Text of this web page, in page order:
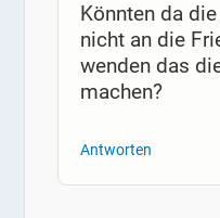
Könnten da
nicht an die
wenden das
machen?
Antworten